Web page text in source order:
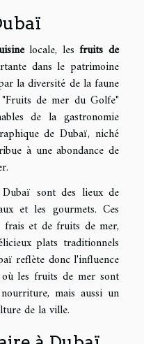
locale, lesfruits de
dans le patrimoine
la diversité de la faune
de mer du Golfe"
de la gastronomie
de Dubaï, niché
à une abondance de
sont des lieux de
et les gourmets. Ces
frais et de fruits de mer,
plats traditionnels
reflète donc l'influence
les fruits de mer sont
mais aussi un
de la ville.